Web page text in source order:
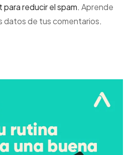
reducir el spam. Aprende
datos de tus comentarios.